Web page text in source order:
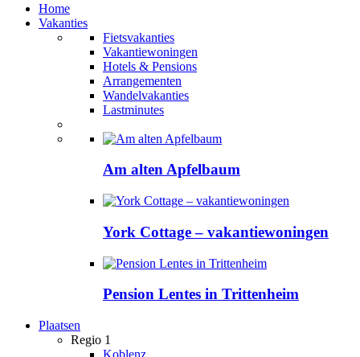
Home
Vakanties
Fietsvakanties
Vakantiewoningen
Hotels & Pensions
Arrangementen
Wandelvakanties
Lastminutes
Am alten Apfelbaum
York Cottage – vakantiewoningen
Pension Lentes in Trittenheim
Plaatsen
Regio 1
Koblenz